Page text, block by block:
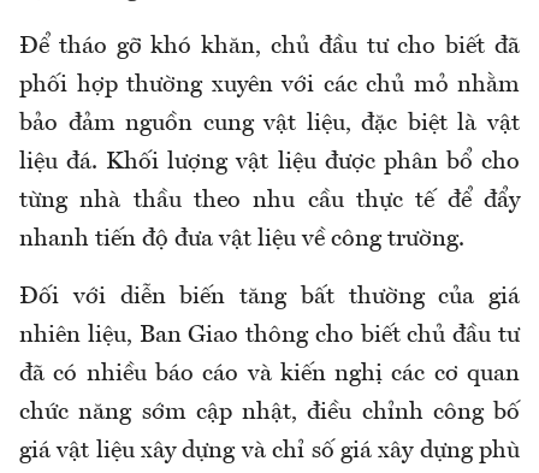
Để tháo gỡ khó khăn, chủ đầu tư cho biết đã
phối hợp thường xuyên với các chủ mỏ nhằm
bảo đảm nguồn cung vật liệu, đặc biệt là vật
liệu đá. Khối lượng vật liệu được phân bổ cho
từng nhà thầu theo nhu cầu thực tế để đẩy
nhanh tiến độ đưa vật liệu về công trường.
Đối với diễn biến tăng bất thường của giá
nhiên liệu, Ban Giao thông cho biết chủ đầu tư
đã có nhiều báo cáo và kiến nghị các cơ quan
chức năng sớm cập nhật, điều chỉnh công bố
giá vật liệu xây dựng và chỉ số giá xây dựng phù